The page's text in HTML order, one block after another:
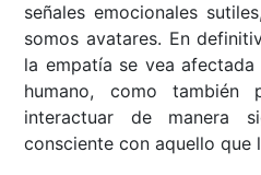
señales emocionales
somos avatares. En
la empatía se vea
humano, como también
interactuar de manera
consciente con aquello que